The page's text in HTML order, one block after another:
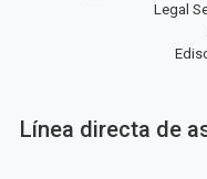
Legal
Línea directa de